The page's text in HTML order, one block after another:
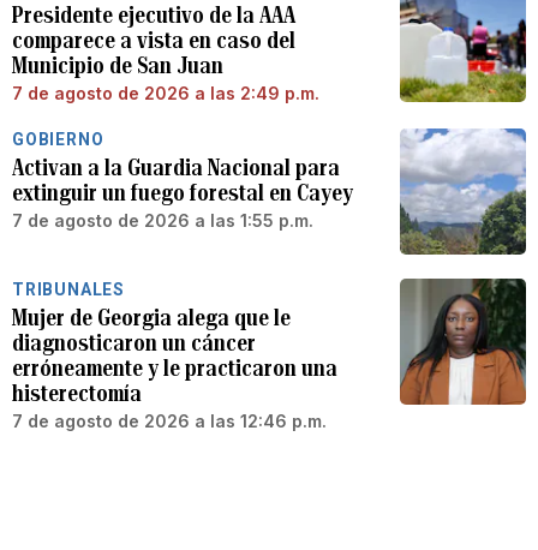
Presidente ejecutivo de la AAA
comparece a vista en caso del
Municipio de San Juan
7 de agosto de 2026 a las 2:49 p.m.
GOBIERNO
Activan a la Guardia Nacional para
extinguir un fuego forestal en Cayey
7 de agosto de 2026 a las 1:55 p.m.
TRIBUNALES
Mujer de Georgia alega que le
diagnosticaron un cáncer
erróneamente y le practicaron una
histerectomía
7 de agosto de 2026 a las 12:46 p.m.